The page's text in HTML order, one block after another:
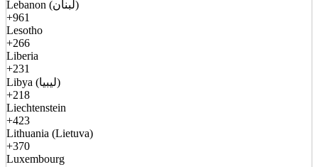
Lebanon (لبنان)
+961
Lesotho
+266
Liberia
+231
Libya (ليبيا)
+218
Liechtenstein
+423
Lithuania (Lietuva)
+370
Luxembourg